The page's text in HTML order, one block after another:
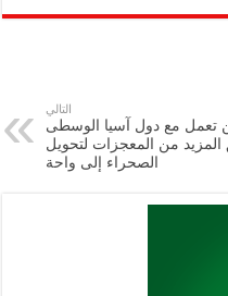
gr
ai
ar
التالي
تعمل مع دول آسيا الوسطى
المزيد من المعجزات لتحويل
الصحراء إلى واحة